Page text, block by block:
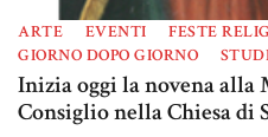
ARTE EVENTI
FESTE
GIORNO DOPO GIORNO
Inizia oggi la novena alla
Consiglio nella Chiesa di